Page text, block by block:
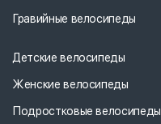
Гравийные велосипеды
Детские велосипеды
Женские велосипеды
Подростковые велосипеды